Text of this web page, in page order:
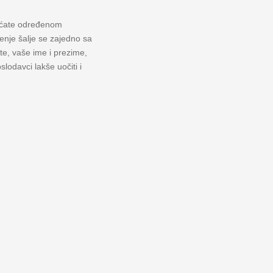
određenom
šalje se zajedno sa
vaše ime i prezime,
lakše uočiti i